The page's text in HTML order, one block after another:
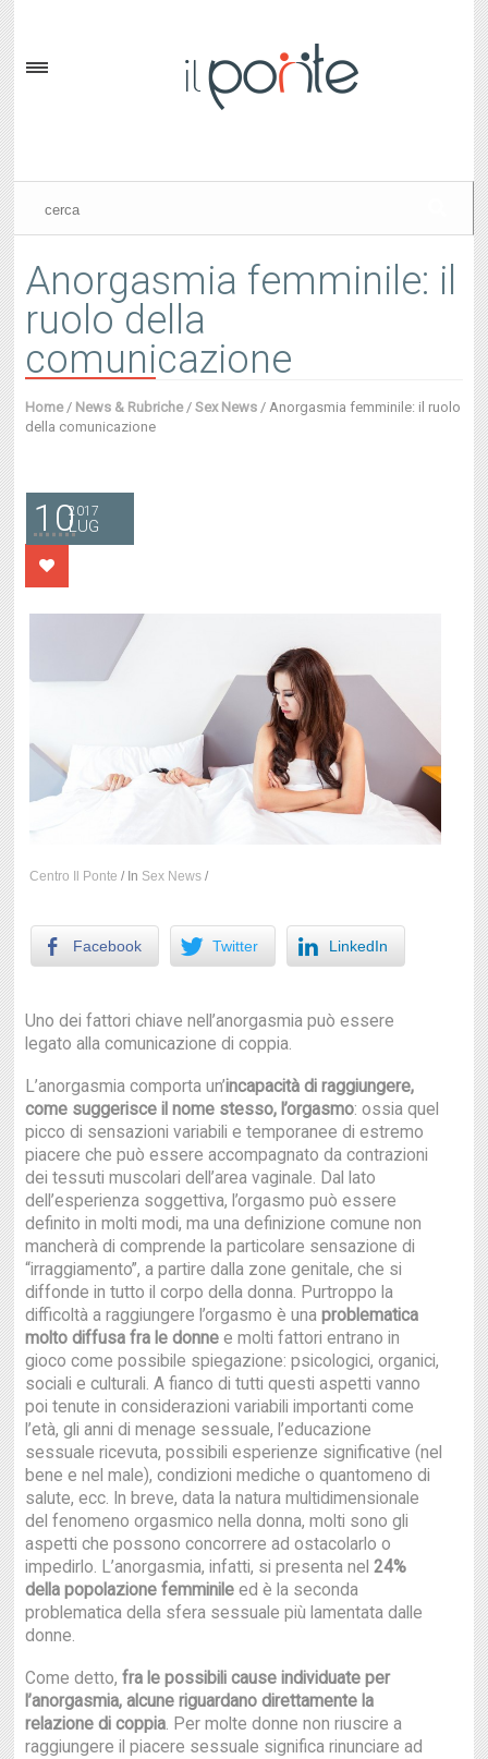
Anorgasmia femminile: il
ruolo della
comunicazione
Home / News & Rubriche /Sex News /Anorgasmia femminile: il ruolo
della comunicazione
102017
LUG
Centro Il Ponte / In Sex News /
Facebook Twitter LinkedIn
Uno dei fattori chiave nell’anorgasmia può essere
legato alla comunicazione di coppia.
L’anorgasmia comporta un’incapacità di raggiungere,
come suggerisce il nome stesso, l’orgasmo: ossia quel
picco di sensazioni variabili e temporanee di estremo
piacere che può essere accompagnato da contrazioni
dei tessuti muscolari dell’area vaginale. Dal lato
dell’esperienza soggettiva, l’orgasmo può essere
definito in molti modi, ma una definizione comune non
mancherà di comprende la particolare sensazione di
“irraggiamento”, a partire dalla zone genitale, che si
diffonde in tutto il corpo della donna. Purtroppo la
difficoltà a raggiungere l’orgasmo è unaproblematica
molto diffusa fra le donne e molti fattori entrano in
gioco come possibile spiegazione: psicologici, organici,
sociali e culturali. A fianco di tutti questi aspetti vanno
poi tenute in considerazioni variabili importanti come
l’età, gli anni di menage sessuale, l’educazione
sessuale ricevuta, possibili esperienze significative (nel
bene e nel male), condizioni mediche o quantomeno di
salute, ecc. In breve, data la natura multidimensionale
del fenomeno orgasmico nella donna, molti sono gli
aspetti che possono concorrere ad ostacolarlo o
impedirlo. L’anorgasmia, infatti, si presenta nel 24%
della popolazione femminile ed è la seconda
problematica della sfera sessuale più lamentata dalle
donne.
Come detto,fra le possibili cause individuate per
l’anorgasmia, alcune riguardano direttamente la
relazione di coppia. Per molte donne non riuscire a
raggiungere il piacere sessuale significa rinunciare ad